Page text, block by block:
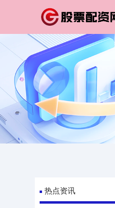
热点资讯